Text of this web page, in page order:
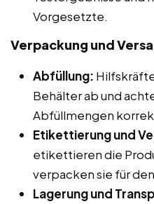
Vorgesetzte.
Verpackung und
Abfüllung:
Behälter ab und
Abfüllmengen
Etikettierung und
etikettieren die
verpacken sie für
Lagerung und